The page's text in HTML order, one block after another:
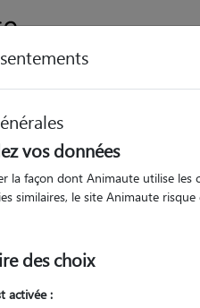
Neela
vos données
la façon dont Animaute utilise les
similaires, le site Animaute
des choix
activée :